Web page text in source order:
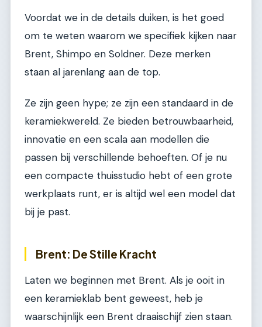
Voordat we in de details duiken, is het goed
om te weten waarom we specifiek kijken naar
Brent, Shimpo en Soldner. Deze merken
staan al jarenlang aan de top.
Ze zijn geen hype; ze zijn een standaard in de
keramiekwereld. Ze bieden betrouwbaarheid,
innovatie en een scala aan modellen die
passen bij verschillende behoeften. Of je nu
een compacte thuisstudio hebt of een grote
werkplaats runt, er is altijd wel een model dat
bij je past.
Brent: De Stille Kracht
Laten we beginnen met Brent. Als je ooit in
een keramieklab bent geweest, heb je
waarschijnlijk een Brent draaischijf zien staan.